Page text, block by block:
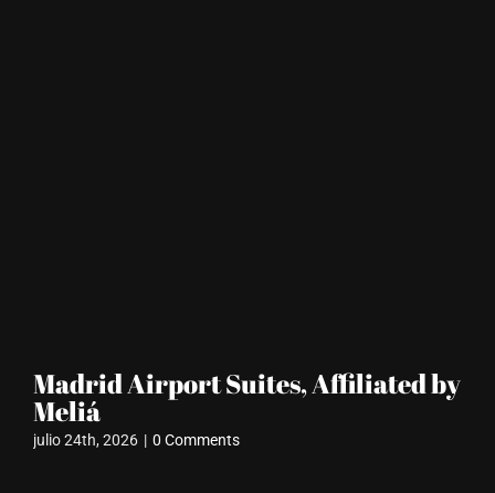
Madrid Airport Suites, Affiliated by
Meliá
julio 24th, 2026 | 0 Comments